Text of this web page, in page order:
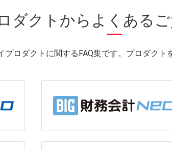
ダクトから よくある
プロダクトに関するFAQ集です。プロダクト